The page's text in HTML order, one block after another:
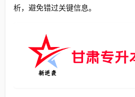
析，避免错过关键信息。